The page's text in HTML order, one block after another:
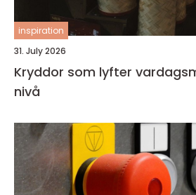
inspiration
31. July 2026
Kryddor som lyfter
nivå